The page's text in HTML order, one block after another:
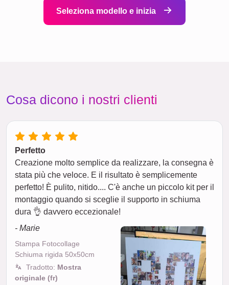
Seleziona modello e inizia
Cosa dicono i nostri clienti
Perfetto
Creazione molto semplice da realizzare, la consegna è
stata più che veloce. E il risultato è semplicemente
perfetto! È pulito, nitido.... C'è anche un piccolo kit per il
montaggio quando si sceglie il supporto in schiuma
dura 👌 davvero eccezionale!
- Marie
Stampa Fotocollage
Schiuma rigida 50x50cm
Tradotto: Mostra
originale (fr)